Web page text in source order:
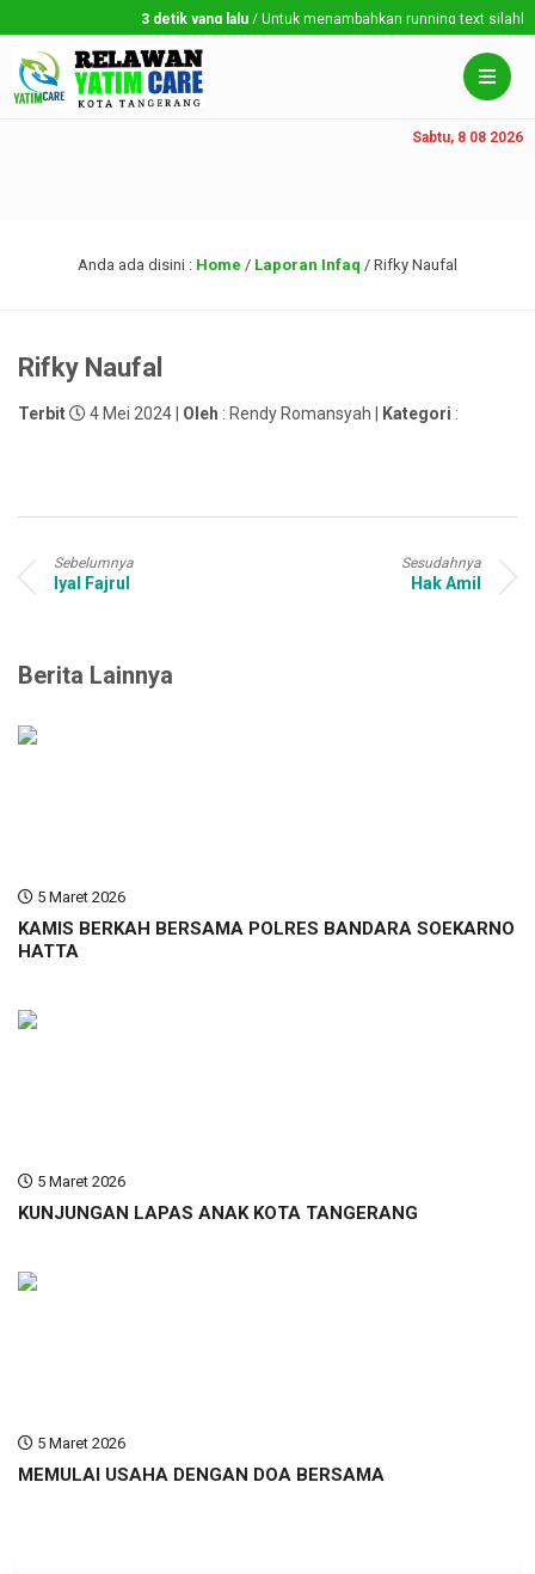
3 detik yang lalu/ Untuk menambahkan running text silahkan
Sabtu, 8 08 2026
Anda ada disini : Home / Laporan Infaq / Rifky Naufal
Rifky Naufal
Terbit 4 Mei 2024 | Oleh : Rendy Romansyah | Kategori :
Sebelumnya
Iyal Fajrul
Sesudahnya
Hak Amil
Berita Lainnya
5 Maret 2026
KAMIS BERKAH BERSAMA POLRES BANDARA SOEKARNO
HATTA
5 Maret 2026
KUNJUNGAN LAPAS ANAK KOTA TANGERANG
5 Maret 2026
MEMULAI USAHA DENGAN DOA BERSAMA